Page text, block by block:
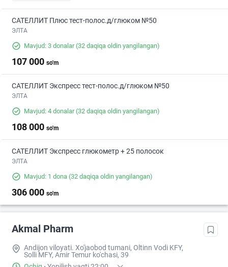
САТЕЛЛИТ Плюс тест-полос.д/глюком №50
ЭЛТА
Mavjud: 3 donalar(32 daqiqa oldin yangilangan)
107 000 so'm
САТЕЛЛИТ Экспресс тест-полос.д/глюком №50
ЭЛТА
Mavjud: 4 donalar(32 daqiqa oldin yangilangan)
108 000 so'm
САТЕЛЛИТ Экспресс глюкометр + 25 полосок
ЭЛТА
Mavjud: 1 dona (32 daqiqa oldin yangilangan)
306 000 so'm
Akmal Pharm
Andijon viloyati. Xo'jaobod tumani, Oltinn Vodi KFY,
Solli MFY, Amir Temur ko'chasi, 39